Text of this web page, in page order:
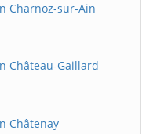
Charnoz-sur-Ain
Château-Gaillard
Châtenay